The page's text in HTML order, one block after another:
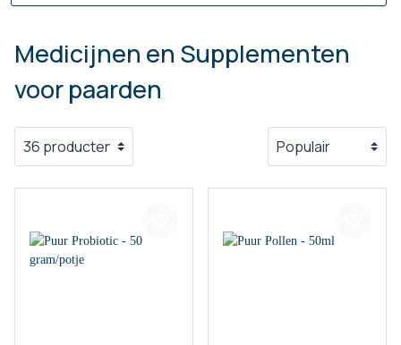
Medicijnen en Supplementen
voor paarden